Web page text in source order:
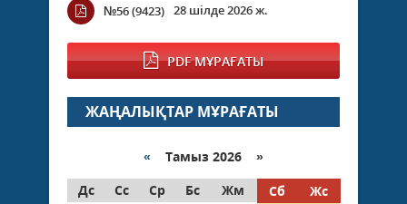
№56 (9423) 28 шілде 2026 ж.
PDF МҰРАҒАТЫ
ЖАҢАЛЫҚТАР МҰРАҒАТЫ
« Тамыз 2026 »
Дс
Сс Ср Бс Жм Сб
Жс